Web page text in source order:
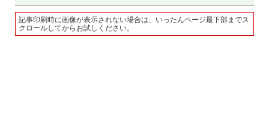
記事印刷時に画像が表示されない場合は、いったんページ最下部までス
クロールしてからお試しください。